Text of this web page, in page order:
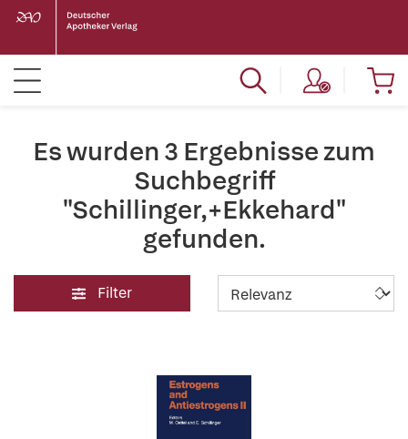
Es wurden 3 Ergebnisse zum
Suchbegriff
"Schillinger,+Ekkehard"
gefunden.
Filter